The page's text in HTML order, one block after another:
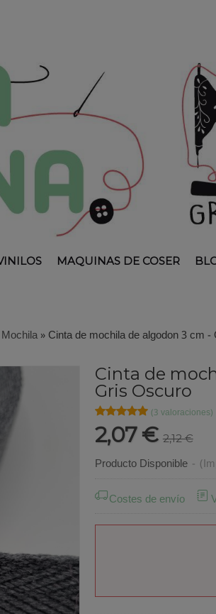
MAQUINAS DE COSER
»Cinta de mochila de algodon 3 cm
Cinta de
Gris Oscuro
★★★★★
★★★★★ (3 valoraciones)
2,07 € 2,12 €
Producto Disponible -
Costes de envío